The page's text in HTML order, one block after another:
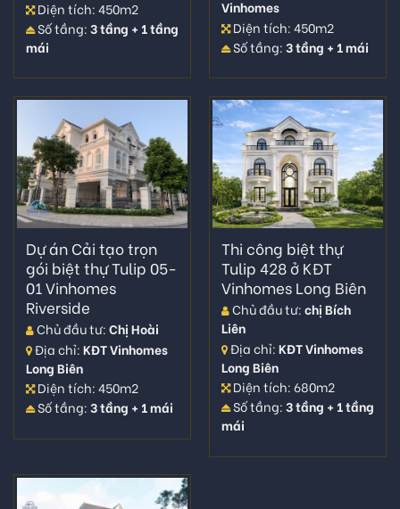
Diện tích: 450m2
Số tầng: 3 tầng + 1 tầng
mái
Vinhomes
Diện tích: 450m2
Số tầng: 3 tầng + 1 mái
Dự án Cải tạo trọn
gói biệt thự Tulip 05-
01 Vinhomes
Riverside
Chủ đầu tư: Chị Hoài
Địa chỉ: KĐT Vinhomes
Long Biên
Diện tích: 450m2
Số tầng: 3 tầng + 1 mái
Thi công biệt thự
Tulip 428 ở KĐT
Vinhomes Long Biên
Chủ đầu tư: chị Bích
Liên
Địa chỉ: KĐT Vinhomes
Long Biên
Diện tích: 680m2
Số tầng: 3 tầng + 1 tầng
mái